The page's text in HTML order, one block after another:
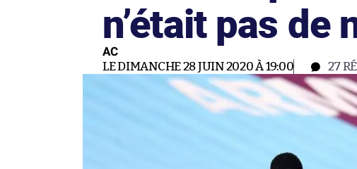
n’était pas de
AC
LE DIMANCHE 28 JUIN 2020 À 19:00 27